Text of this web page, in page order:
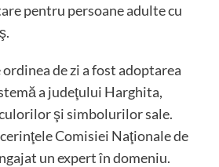
pentru persoane adulte cu
de zi a fost adoptarea
a judeţului Harghita,
şi simbolurilor sale.
Comisiei Naţionale de
un expert în domeniu.